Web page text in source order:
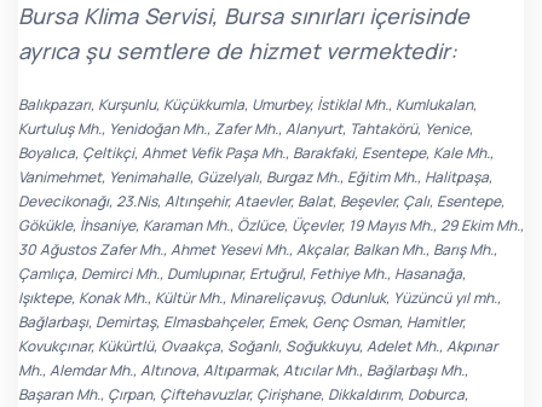
Bursa Klima Servisi, Bursa sınırları içerisinde
ayrıca şu semtlere de hizmet vermektedir:
Balıkpazarı, Kurşunlu, Küçükkumla, Umurbey, İstiklal Mh., Kumlukalan,
Kurtuluş Mh., Yenidoğan Mh., Zafer Mh., Alanyurt, Tahtakörü, Yenice,
Boyalıca, Çeltikçi, Ahmet Vefik Paşa Mh., Barakfaki, Esentepe, Kale Mh.,
Vanimehmet, Yenimahalle, Güzelyalı, Burgaz Mh., Eğitim Mh., Halitpaşa,
Devecikonağı, 23.Nis, Altınşehir, Ataevler, Balat, Beşevler, Çalı, Esentepe,
Gökükle, İhsaniye, Karaman Mh., Özlüce, Üçevler, 19 Mayıs Mh., 29 Ekim Mh.,
30 Ağustos Zafer Mh., Ahmet Yesevi Mh., Akçalar, Balkan Mh., Barış Mh.,
Çamlıça, Demirci Mh., Dumlupınar, Ertuğrul, Fethiye Mh., Hasanağa,
Işıktepe, Konak Mh., Kültür Mh., Minareliçavuş, Odunluk, Yüzüncü yıl mh.,
Bağlarbaşı, Demirtaş, Elmasbahçeler, Emek, Genç Osman, Hamitler,
Kovukçınar, Kükürtlü, Ovaakça, Soğanlı, Soğukkuyu, Adelet Mh., Akpınar
Mh., Alemdar Mh., Altınova, Altıparmak, Atıcılar Mh., Bağlarbaşı Mh.,
Başaran Mh., Çırpan, Çiftehavuzlar, Çirişhane, Dikkaldırım, Doburca,